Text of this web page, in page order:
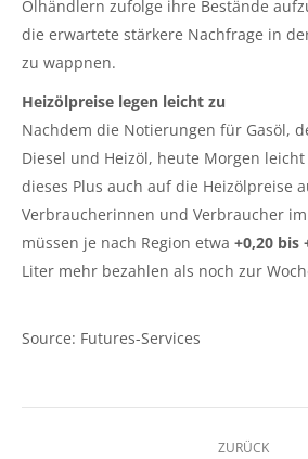
Ölhändlern zufolge ihre Bestände
die erwartete stärkere Nachfrage in
zu wappnen.
Heizölpreise legen leicht zu
Nachdem die Notierungen für Gasöl,
Diesel und Heizöl, heute Morgen
dieses Plus auch auf die Heizölpreise
Verbraucherinnen und Verbraucher
müssen je nach Region etwa +0,20 bis
Liter mehr bezahlen als noch zur
Source: Futures-Services
ZURÜCK